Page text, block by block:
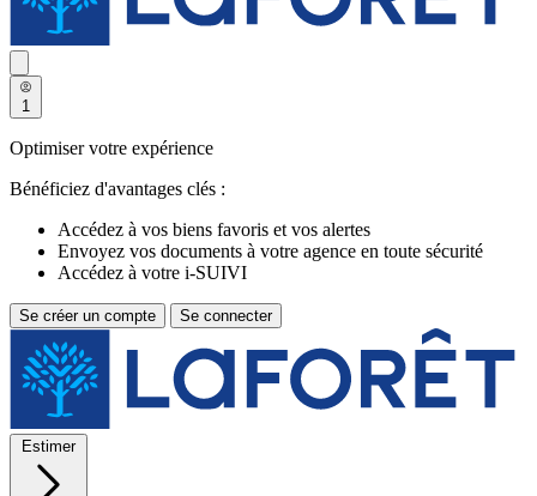
1
Optimiser votre expérience
Bénéficiez d'avantages clés :
Accédez à vos biens favoris et vos alertes
Envoyez vos documents à votre agence en toute sécurité
Accédez à votre i-SUIVI
Se créer un compte Se connecter
Estimer